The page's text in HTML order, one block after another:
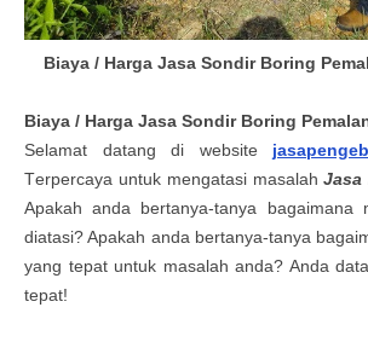
Biaya / Harga Jasa Sondir Boring
Biaya / Harga Jasa Sondir Boring
Selamat datang di website
Terpercaya untuk mengatasi masalah Jasa
Apakah anda bertanya-tanya bagaimana
diatasi? Apakah anda bertanya-tanya
yang tepat untuk masalah anda? Anda
tepat!